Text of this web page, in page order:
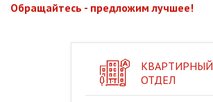
Обращайтесь - предложим лучшее!
КВАРТИРНЫЙ
ОТДЕЛ